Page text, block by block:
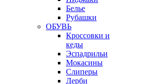
Белье
Рубашки
ОБУВЬ
Кроссовки и
кеды
Эспадрильи
Мокасины
Слиперы
Дерби